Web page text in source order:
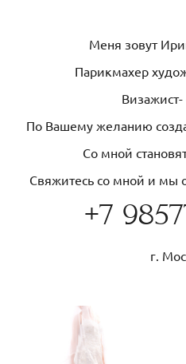
Меня зовут
Парикмахер
Визажист-
По Вашему желанию
Со мной
Свяжитесь со мной и мы
+7
г.